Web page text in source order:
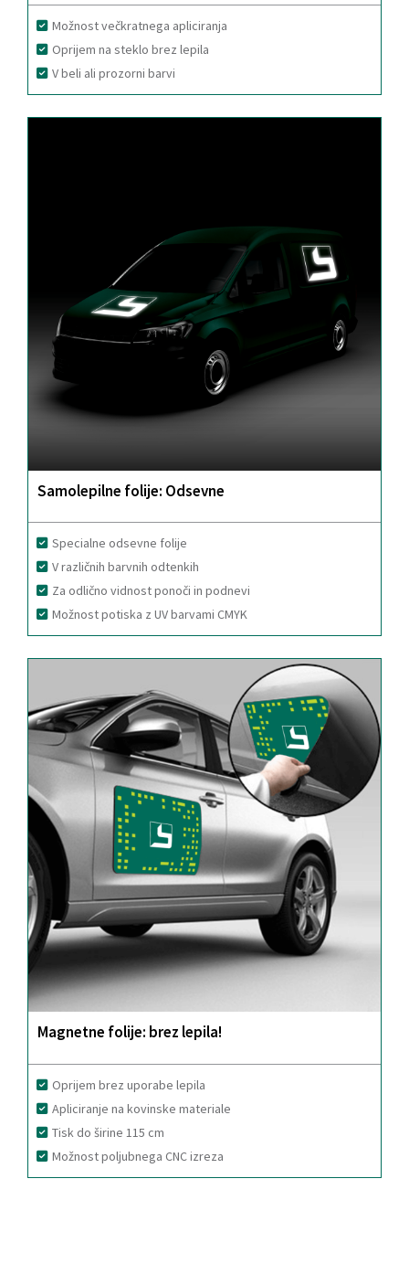
Možnost večkratnega apliciranja
Oprijem na steklo brez lepila
V beli ali prozorni barvi
Samolepilne folije: Odsevne
Specialne odsevne folije
V različnih barvnih odtenkih
Za odlično vidnost ponoči in podnevi
Možnost potiska z UV barvami CMYK
Magnetne folije: brez lepila!
Oprijem brez uporabe lepila
Apliciranje na kovinske materiale
Tisk do širine 115 cm
Možnost poljubnega CNC izreza